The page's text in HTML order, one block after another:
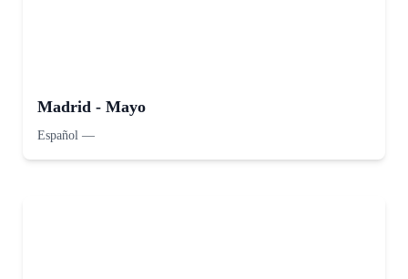
Madrid - Mayo
Español —